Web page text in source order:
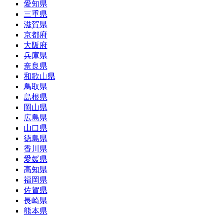
愛知県
三重県
滋賀県
京都府
大阪府
兵庫県
奈良県
和歌山県
鳥取県
島根県
岡山県
広島県
山口県
徳島県
香川県
愛媛県
高知県
福岡県
佐賀県
長崎県
熊本県